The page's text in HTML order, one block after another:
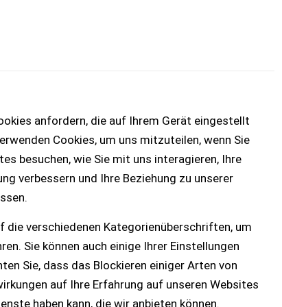
anfordern, die auf Ihrem Gerät eingestellt
Cookies, um uns mitzuteilen, wenn Sie
besuchen, wie Sie mit uns interagieren, Ihre
verbessern und Ihre Beziehung zu unserer
die verschiedenen Kategorienüberschriften, um
Sie können auch einige Ihrer Einstellungen
Sie, dass das Blockieren einiger Arten von
auf Ihre Erfahrung auf unseren Websites
haben kann, die wir anbieten können.
Online-